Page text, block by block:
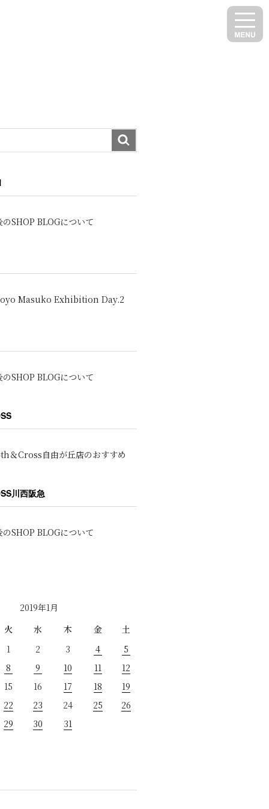
のSHOP BLOGについて
Masuko Exhibition Day.2
のSHOP BLOGについて
＆Cross自由が丘店のおすすめ
川西阪急
のSHOP BLOGについて
2019年1月
火 水 木 金
土
1
2 3 4
5
8 9 10 11
12
15 16 17 18
19
22 23 24 25
26
29 30
31